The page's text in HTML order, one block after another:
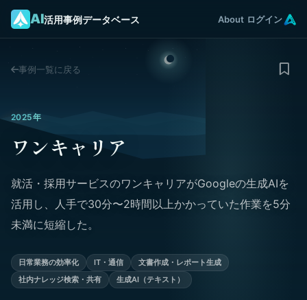
AI活用事例データベース About ログイン
事例一覧に戻る
2025年
ワンキャリア
就活・採用サービスのワンキャリアがGoogleの生成AIを
活用し、人手で30分〜2時間以上かかっていた作業を5分
未満に短縮した。
日常業務の効率化 IT・通信
文書作成・レポート生成
社内ナレッジ検索・共有
生成AI（テキスト）